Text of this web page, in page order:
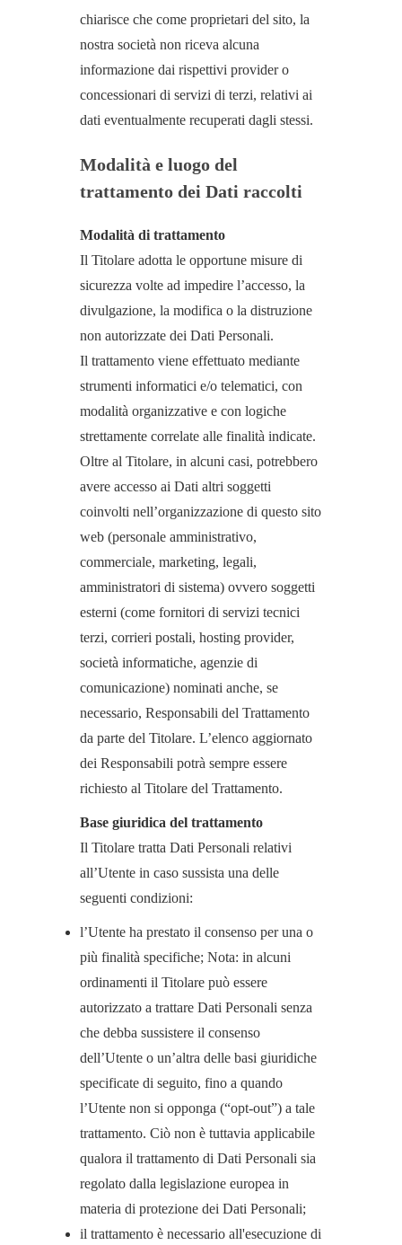
chiarisce che come proprietari del sito, la
nostra società non riceva alcuna
informazione dai rispettivi provider o
concessionari di servizi di terzi, relativi ai
dati eventualmente recuperati dagli stessi.
Modalità e luogo del
trattamento dei Dati raccolti
Modalità di trattamento
Il Titolare adotta le opportune misure di
sicurezza volte ad impedire l’accesso, la
divulgazione, la modifica o la distruzione
non autorizzate dei Dati Personali.
Il trattamento viene effettuato mediante
strumenti informatici e/o telematici, con
modalità organizzative e con logiche
strettamente correlate alle finalità indicate.
Oltre al Titolare, in alcuni casi, potrebbero
avere accesso ai Dati altri soggetti
coinvolti nell’organizzazione di questo sito
web (personale amministrativo,
commerciale, marketing, legali,
amministratori di sistema) ovvero soggetti
esterni (come fornitori di servizi tecnici
terzi, corrieri postali, hosting provider,
società informatiche, agenzie di
comunicazione) nominati anche, se
necessario, Responsabili del Trattamento
da parte del Titolare. L’elenco aggiornato
dei Responsabili potrà sempre essere
richiesto al Titolare del Trattamento.
Base giuridica del trattamento
Il Titolare tratta Dati Personali relativi
all’Utente in caso sussista una delle
seguenti condizioni:
l’Utente ha prestato il consenso per una o
più finalità specifiche; Nota: in alcuni
ordinamenti il Titolare può essere
autorizzato a trattare Dati Personali senza
che debba sussistere il consenso
dell’Utente o un’altra delle basi giuridiche
specificate di seguito, fino a quando
l’Utente non si opponga (“opt-out”) a tale
trattamento. Ciò non è tuttavia applicabile
qualora il trattamento di Dati Personali sia
regolato dalla legislazione europea in
materia di protezione dei Dati Personali;
il trattamento è necessario all'esecuzione di